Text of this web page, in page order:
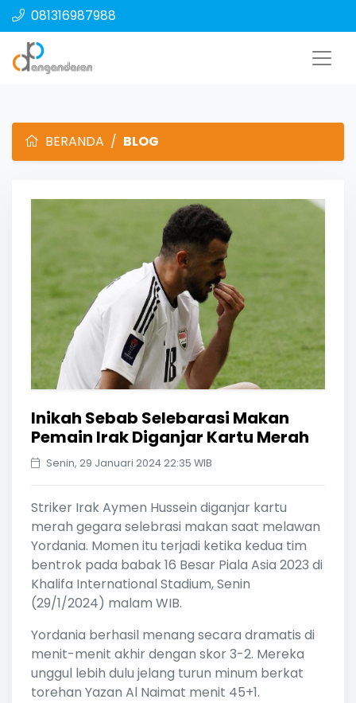
081316987988
BERANDA BLOG
Inikah Sebab Selebarasi Makan
Pemain Irak Diganjar Kartu Merah
Senin, 29 Januari 2024 22:35 WIB
Striker Irak Aymen Hussein diganjar kartu
merah gegara selebrasi makan saat melawan
Yordania. Momen itu terjadi ketika kedua tim
bentrok pada babak 16 Besar Piala Asia 2023 di
Khalifa International Stadium, Senin
(29/1/2024) malam WIB.
Yordania berhasil menang secara dramatis di
menit-menit akhir dengan skor 3-2. Mereka
unggul lebih dulu jelang turun minum berkat
torehan Yazan Al Naimat menit 45+1.